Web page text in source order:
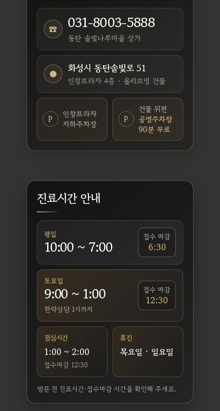
☎ 031-8003-5888
동탄 솔빛나루마을 상가
● 화성시 동탄솔빛로 51
인창프라자 4층 · 올리브영 건물
P
인창프라자
지하주차장
P
건물 뒤편
공영주차장
90분 무료
진료시간 안내
평일
10:00 ~ 7:00
접수 마감
6:30
토요일
9:00 ~ 1:00
한약상담 1시까지
접수 마감
12:30
점심시간
1:00 ~ 2:00
접수마감 12:30
휴진
목요일 · 일요일
방문 전 진료시간·접수마감 시간을 확인해 주세요.